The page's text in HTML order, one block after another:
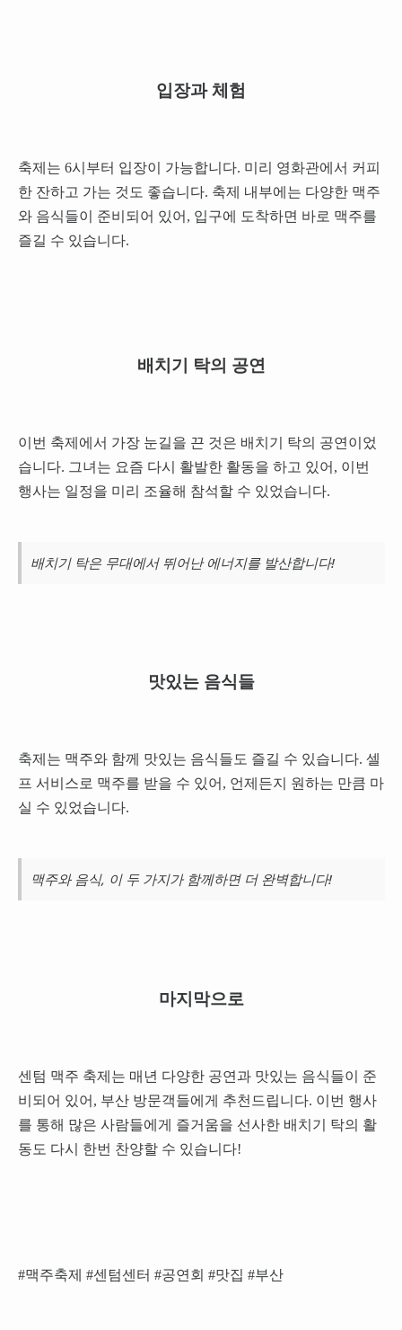
입장과 체험
축제는 6시부터 입장이 가능합니다. 미리 영화관에서 커피
한 잔하고 가는 것도 좋습니다. 축제 내부에는 다양한 맥주
와 음식들이 준비되어 있어, 입구에 도착하면 바로 맥주를
즐길 수 있습니다.
배치기 탁의 공연
이번 축제에서 가장 눈길을 끈 것은 배치기 탁의 공연이었
습니다. 그녀는 요즘 다시 활발한 활동을 하고 있어, 이번
행사는 일정을 미리 조율해 참석할 수 있었습니다.
배치기 탁은 무대에서 뛰어난 에너지를 발산합니다!
맛있는 음식들
축제는 맥주와 함께 맛있는 음식들도 즐길 수 있습니다. 셀
프 서비스로 맥주를 받을 수 있어, 언제든지 원하는 만큼 마
실 수 있었습니다.
맥주와 음식, 이 두 가지가 함께하면 더 완벽합니다!
마지막으로
센텀 맥주 축제는 매년 다양한 공연과 맛있는 음식들이 준
비되어 있어, 부산 방문객들에게 추천드립니다. 이번 행사
를 통해 많은 사람들에게 즐거움을 선사한 배치기 탁의 활
동도 다시 한번 찬양할 수 있습니다!
#맥주축제 #센텀센터 #공연회 #맛집 #부산